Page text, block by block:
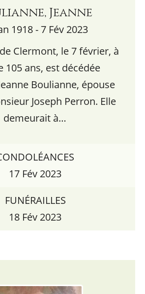
Jeanne
1918 - 7 Fév 2023
Clermont, le 7 février, à
105 ans, est décédée
Boulianne, épouse
Joseph Perron. Elle
demeurait à…
17 Fév 2023
FUNÉRAILLES
18 Fév 2023